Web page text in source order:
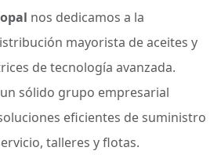
nos dedicamos a la
mayorista de aceites y
de tecnología avanzada.
sólido grupo empresarial
eficientes de suministro
talleres y flotas.